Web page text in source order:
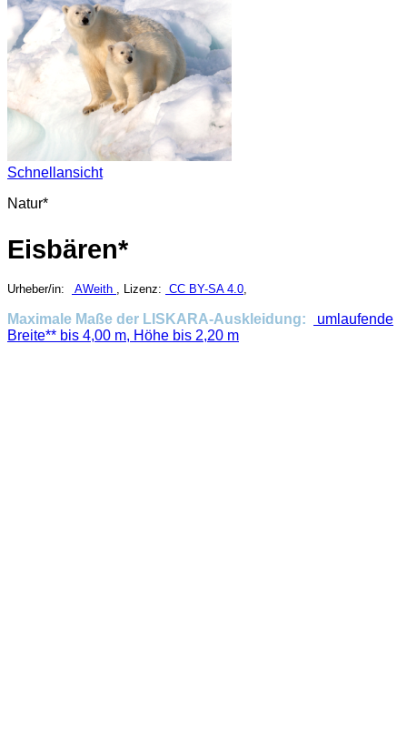
Schnellansicht
Natur*
Eisbären*
Urheber/in: AWeith , Lizenz: CC BY-SA 4.0,
Maximale Maße der LISKARA-Auskleidung:
umlaufende
Breite** bis 4,00 m, Höhe bis 2,20 m